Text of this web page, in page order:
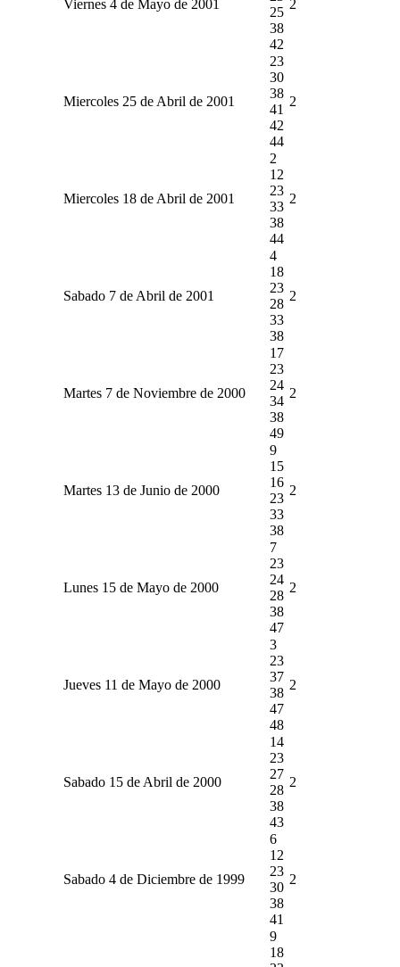
Viernes 4 de Mayo de 2001
25
38
42
2
Miercoles 25 de Abril de 2001
23
30
38
41
42
44
2
Miercoles 18 de Abril de 2001
2
12
23
33
38
44
2
Sabado 7 de Abril de 2001
4
18
23
28
33
38
2
Martes 7 de Noviembre de 2000
17
23
24
34
38
49
2
Martes 13 de Junio de 2000
9
15
16
23
33
38
2
Lunes 15 de Mayo de 2000
7
23
24
28
38
47
2
Jueves 11 de Mayo de 2000
3
23
37
38
47
48
2
Sabado 15 de Abril de 2000
14
23
27
28
38
43
2
Sabado 4 de Diciembre de 1999
6
12
23
30
38
41
2
9
18